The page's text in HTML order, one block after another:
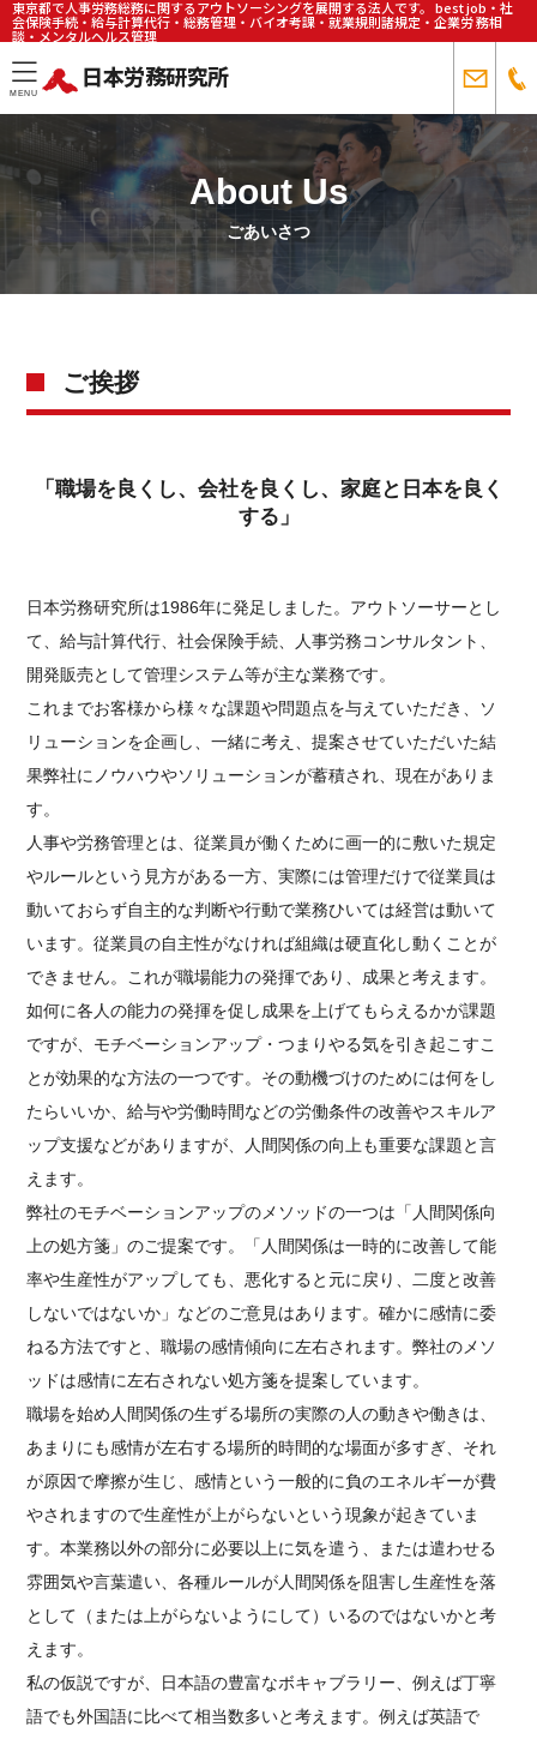
東京都で人事労務総務に関するアウトソーシングを展開する法人です。 best job・社
会保険手続・給与計算代行・総務管理・バイオ考課・就業規則諸規定・企業労 務相
談・メンタルヘルス管理
toggle
navigation
MENU
日本労務研究所
About Us
ごあいさつ
ご挨拶
「職場を良くし、会社を良くし、家庭と日本を良く
する」
日本労務研究所は1986年に発足しました。アウトソーサーとし
て、給与計算代行、社会保険手続、人事労務コンサルタント、
開発販売として管理システム等が主な業務です。
これまでお客様から様々な課題や問題点を与えていただき、ソ
リューションを企画し、一緒に考え、提案させていただいた結
果弊社にノウハウやソリューションが蓄積され、現在がありま
す。
人事や労務管理とは、従業員が働くために画一的に敷いた規定
やルールという見方がある一方、実際には管理だけで従業員は
動いておらず自主的な判断や行動で業務ひいては経営は動いて
います。従業員の自主性がなければ組織は硬直化し動くことが
できません。これが職場能力の発揮であり、成果と考えます。
如何に各人の能力の発揮を促し成果を上げてもらえるかが課題
ですが、モチベーションアップ・つまりやる気を引き起こすこ
とが効果的な方法の一つです。その動機づけのためには何をし
たらいいか、給与や労働時間などの労働条件の改善やスキルア
ップ支援などがありますが、人間関係の向上も重要な課題と言
えます。
弊社のモチベーションアップのメソッドの一つは「人間関係向
上の処方箋」のご提案です。「人間関係は一時的に改善して能
率や生産性がアップしても、悪化すると元に戻り、二度と改善
しないではないか」などのご意見はあります。確かに感情に委
ねる方法ですと、職場の感情傾向に左右されます。弊社のメソ
ッドは感情に左右されない処方箋を提案しています。
職場を始め人間関係の生ずる場所の実際の人の動きや働きは、
あまりにも感情が左右する場所的時間的な場面が多すぎ、それ
が原因で摩擦が生じ、感情という一般的に負のエネルギーが費
やされますので生産性が上がらないという現象が起きていま
す。本業務以外の部分に必要以上に気を遣う、または遣わせる
雰囲気や言葉遣い、各種ルールが人間関係を阻害し生産性を落
として（または上がらないようにして）いるのではないかと考
えます。
私の仮説ですが、日本語の豊富なボキャブラリー、例えば丁寧
語でも外国語に比べて相当数多いと考えます。例えば英語で